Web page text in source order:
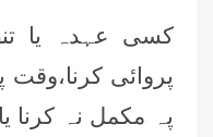
کسی عہدہ یا
پروائی کرنا،وقت
پہ مکمل نہ